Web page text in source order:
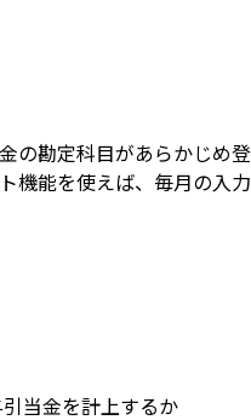
の勘定科目があらかじめ
機能を使えば、毎月の入
当金を計上するか